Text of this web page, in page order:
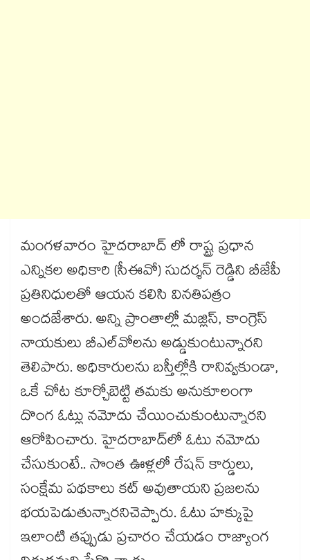
మంగళవారం హైదరాబాద్ లో రాష్ట్ర ప్రధాన
ఎన్నికల అధికారి (సీఈవో) సుదర్శన్ రెడ్డిని బీజేపీ
ప్రతినిధులతో ఆయన కలిసి వినతిపత్రం
అందజేశారు. అన్ని ప్రాంతాల్లో మజ్లిస్, కాంగ్రెస్
నాయకులు బీఎల్​వోలను అడ్డుకుంటున్నారని
తెలిపారు. అధికారులను బస్తీల్లోకి రానివ్వకుండా,
ఒకే చోట కూర్చోబెట్టి తమకు అనుకూలంగా
దొంగ ఓట్లు నమోదు చేయించుకుంటున్నారని
ఆరోపించారు. హైదరాబాద్‌‌‌‌‌‌‌‌లో ఓటు నమోదు
చేసుకుంటే.. సొంత ఊళ్లలో రేషన్ కార్డులు,
సంక్షేమ పథకాలు కట్ అవుతాయని ప్రజలను
భయపెడుతున్నారనిచెప్పారు. ఓటు హక్కుపై
ఇలాంటి తప్పుడు ప్రచారం చేయడం రాజ్యాంగ